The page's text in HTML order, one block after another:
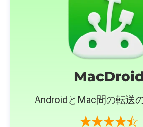
MacDroid
AndroidとMac間の転送